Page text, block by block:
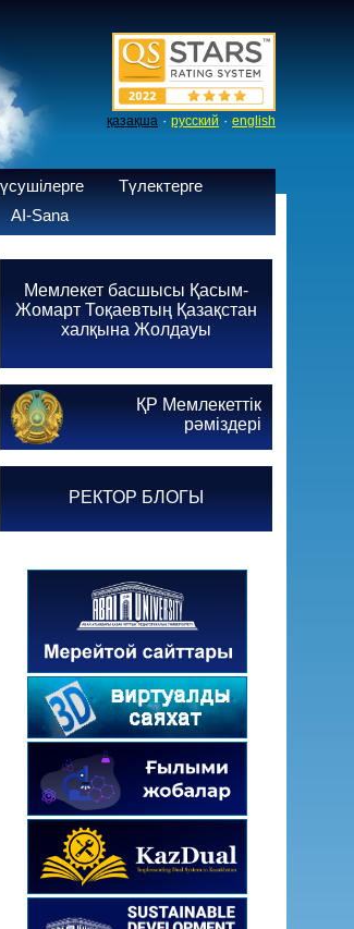
қазақша · русский · english
Түлектерге
AI-Sana
Мемлекет басшысы Қасым-
Жомарт Тоқаевтың Қазақстан
халқына Жолдауы
ҚР Мемлекеттік
рәміздері
РЕКТОР БЛОГЫ